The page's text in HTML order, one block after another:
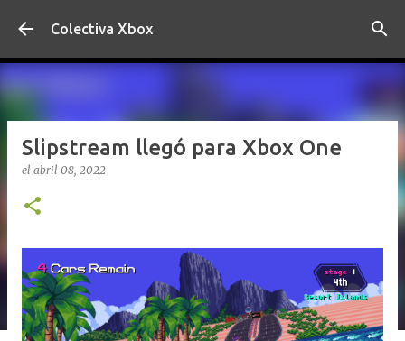
Ir al contenido principal
Colectiva Xbox
Slipstream llegó para Xbox One
el abril 08, 2022